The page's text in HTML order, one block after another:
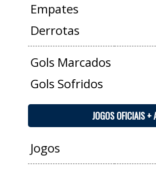
Empates
Derrotas
Gols Marcados
Gols Sofridos
JOGOS OFICIAIS +
Jogos